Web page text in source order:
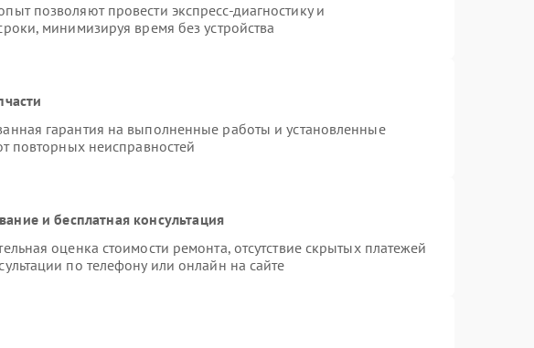
позволяют провести экспресс-диагностику и
минимизируя время без устройства
гарантия на выполненные работы и установленные
повторных неисправностей
и бесплатная консультация
оценка стоимости ремонта, отсутствие скрытых платежей
по телефону или онлайн на сайте